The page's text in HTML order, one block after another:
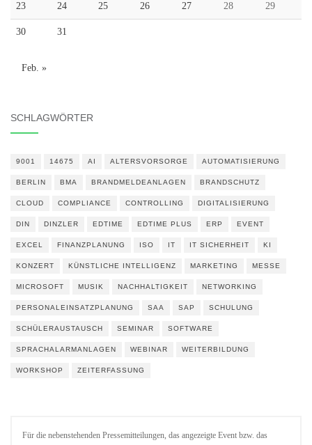
23 24 25 26 27 28 29
30 31
Feb. »
SCHLAGWÖRTER
9001 14675 AI ALTERSVORSORGE AUTOMATISIERUNG
BERLIN BMA BRANDMELDEANLAGEN BRANDSCHUTZ
CLOUD COMPLIANCE CONTROLLING DIGITALISIERUNG
DIN DINZLER EDTIME EDTIME PLUS ERP EVENT
EXCEL FINANZPLANUNG ISO IT IT SICHERHEIT KI
KONZERT KÜNSTLICHE INTELLIGENZ MARKETING MESSE
MICROSOFT MUSIK NACHHALTIGKEIT NETWORKING
PERSONALEINSATZPLANUNG SAA SAP SCHULUNG
SCHÜLERAUSTAUSCH SEMINAR SOFTWARE
SPRACHALARMANLAGEN WEBINAR WEITERBILDUNG
WORKSHOP ZEITERFASSUNG
Für die nebenstehenden Pressemitteilungen, das angezeigte Event bzw. das